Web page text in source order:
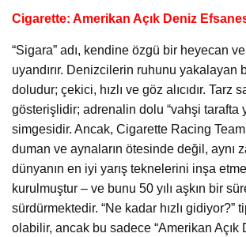
Cigarette: Amerikan Açık Deniz
“Sigara” adı, kendine özgü bir heyecan
uyandırır. Denizcilerin ruhunu yakalayan
doludur; çekici, hızlı ve göz alıcıdır. Tarz
gösterişlidir; adrenalin dolu “vahşi tarafta
simgesidir. Ancak, Cigarette Racing
duman ve aynaların ötesinde değil, aynı
dünyanın en iyi yarış teknelerini inşa
kurulmuştur – ve bunu 50 yılı aşkın bir
sürdürmektedir. “Ne kadar hızlı gidiyor?”
olabilir, ancak bu sadece “Amerikan Açık